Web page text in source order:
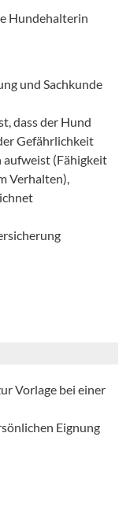
Hundehalterin
und Sachkunde
dass der Hund
Gefährlichkeit
aufweist (Fähigkeit
Verhalten),
Vorlage bei einer
Eignung